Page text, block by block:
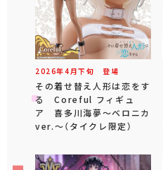
2026年4 月下旬 登場
その着せ替え人形は恋をす
る Coreful フィギュ
ア 喜多川海夢～ベロニカ
ver.～（タイクレ限定）